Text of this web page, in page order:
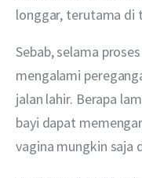
longgar, terutama di
Sebab, selama
mengalami
jalan lahir. Berapa
bayi dapat
vagina mungkin saja